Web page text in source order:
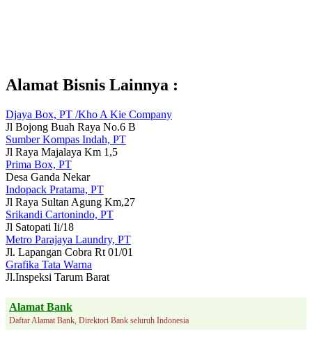
Alamat Bisnis Lainnya :
Djaya Box, PT /Kho A Kie Company
Jl Bojong Buah Raya No.6 B
Sumber Kompas Indah, PT
Jl Raya Majalaya Km 1,5
Prima Box, PT
Desa Ganda Nekar
Indopack Pratama, PT
Jl Raya Sultan Agung Km,27
Srikandi Cartonindo, PT
Jl Satopati Ii/18
Metro Parajaya Laundry, PT
Jl. Lapangan Cobra Rt 01/01
Grafika Tata Warna
Jl.Inspeksi Tarum Barat
Alamat Bank
Daftar Alamat Bank, Direktori Bank seluruh Indonesia